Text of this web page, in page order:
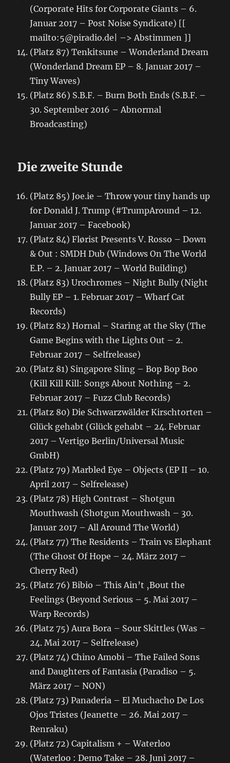
(Corporate Hits for Corporate Giants – 6.
Januar 2017 – Post Noise Syndicate) [[
mailto:5@piradio.de| –> Abstimmen ]]
(Platz 87) Tenkitsune – Wonderland Dream
(Wonderland Dream EP – 8. Januar 2017 –
Tiny Waves)
(Platz 86) S.B.F. – Burn Both Ends (S.B.F. –
30. September 2016 – Abnormal
Broadcasting)
Die zweite Stunde
(Platz 85) Joe.ie – Throw your tiny hands up
for Donald J. Trump (#TrumpAround – 12.
Januar 2017 – Facebook)
(Platz 84) Flørist Presents V. Rosso – Down
& Out : SMDH Dub (Windows On The World
E.P. – 2. Januar 2017 – World Building)
(Platz 83) Urochromes – Night Bully (Night
Bully EP – 1. Februar 2017 – Wharf Cat
Records)
(Platz 82) Hornal – Staring at the Sky (The
Game Begins with the Lights Out – 2.
Februar 2017 – Selfrelease)
(Platz 81) Singapore Sling – Bop Bop Boo
(Kill Kill Kill: Songs About Nothing – 2.
Februar 2017 – Fuzz Club Records)
(Platz 80) Die Schwarzwälder Kirschtorten –
Glück gehabt (Glück gehabt – 24. Februar
2017 – Vertigo Berlin/Universal Music
GmbH)
(Platz 79) Marbled Eye – Objects (EP II – 10.
April 2017 – Selfrelease)
(Platz 78) High Contrast – Shotgun
Mouthwash (Shotgun Mouthwash – 30.
Januar 2017 – All Around The World)
(Platz 77) The Residents – Train vs Elephant
(The Ghost Of Hope – 24. März 2017 –
Cherry Red)
(Platz 76) Bibio – This Ain’t ‚Bout the
Feelings (Beyond Serious – 5. Mai 2017 –
Warp Records)
(Platz 75) Aura Bora – Sour Skittles (Was –
24. Mai 2017 – Selfrelease)
(Platz 74) Chino Amobi – The Failed Sons
and Daughters of Fantasia (Paradiso – 5.
März 2017 – NON)
(Platz 73) Panaderia – El Muchacho De Los
Ojos Tristes (Jeanette – 26. Mai 2017 –
Renraku)
(Platz 72) Capitalism + – Waterloo
(Waterloo : Demo Take – 28. Juni 2017 –